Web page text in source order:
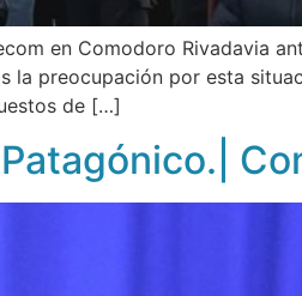
en Comodoro Rivadavia
preocupación por esta
de […]